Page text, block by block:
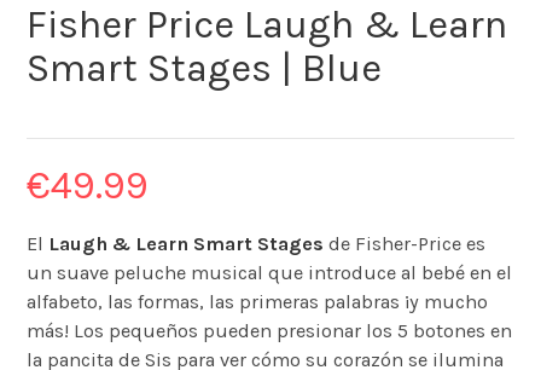
Fisher Price Laugh & Learn
Smart Stages | Blue
€49.99
El Laugh & Learn Smart Stages de Fisher-Price es
un suave peluche musical que introduce al bebé en el
alfabeto, las formas, las primeras palabras ¡y mucho
más! Los pequeños pueden presionar los 5 botones en
la pancita de Sis para ver cómo su corazón se ilumina